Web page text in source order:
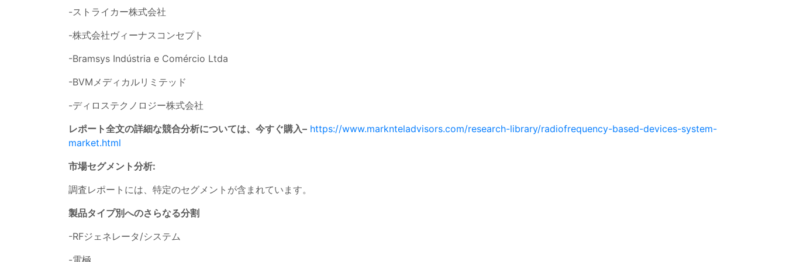
-ストライカー株式会社
-株式会社ヴィーナスコンセプト
-Bramsys Indústria e Comércio Ltda
-BVMメディカルリミテッド
-ディロステクノロジー株式会社
レポート全文の詳細な競合分析については、今すぐ購入– https://www.marknteladvisors.com/research-library/radiofrequency-based-devices-system-
market.html
市場セグメント分析:
調査レポートには、特定のセグメントが含まれています。
製品タイプ別へのさらなる分割
-RFジェネレータ/システム
-電極